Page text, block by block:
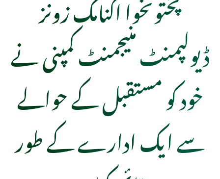
ڈیولپمنٹ منیجمنٹ کمپنی نے
خود کو مستقبل کے حوالے
سے ایک ادارے کے طور